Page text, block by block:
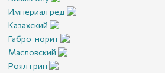
Империал ред
Казахский
Габро-норит
Масловский
Роял грин